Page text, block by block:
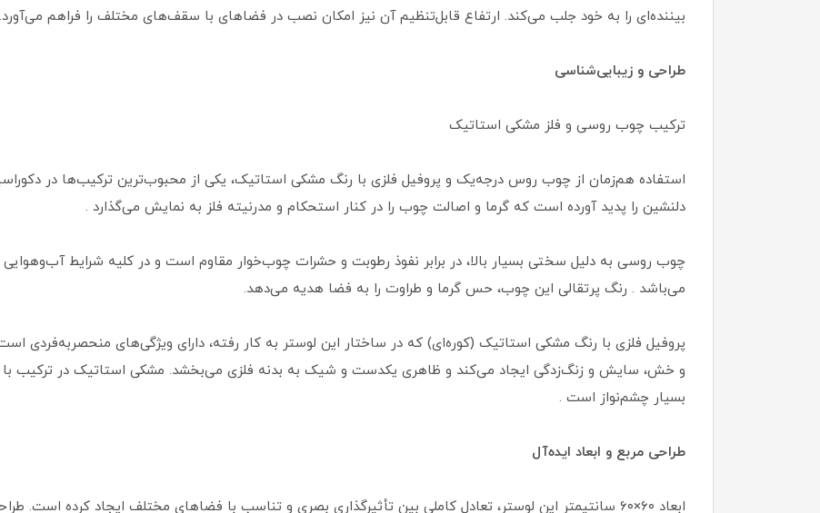
بیننده‌ای را به خود جلب می‌کند. ارتفاع قابل‌تنظیم آن نیز امکان نصب در فضاهای با سقف‌های مختلف را فراهم می‌آورد.
طراحی و زیبایی‌شناسی
ترکیب چوب روسی و فلز مشکی استاتیک
استفاده هم‌زمان از چوب روس درجه‌یک و پروفیل فلزی با رنگ مشکی استاتیک، یکی از محبوب‌ترین ترکیب‌ها در
دلنشین را پدید آورده است که گرما و اصالت چوب را در کنار استحکام و مدرنیته فلز به نمایش می‌گذارد .
چوب روسی به دلیل سختی بسیار بالا، در برابر نفوذ رطوبت و حشرات چوب‌خوار مقاوم است و در کلیه شرایط
می‌باشد . رنگ پرتقالی این چوب، حس گرما و طراوت را به فضا هدیه می‌دهد.
پروفیل فلزی با رنگ مشکی استاتیک (کوره‌ای) که در ساختار این لوستر به کار رفته، دارای ویژگی‌های منحصربه‌فردی
و خش، سایش و زنگ‌زدگی ایجاد می‌کند و ظاهری یکدست و شیک به بدنه فلزی می‌بخشد. مشکی استاتیک در ترکیب با
بسیار چشم‌نواز است .
طراحی مربع و ابعاد ایده‌آل
ابعاد ۶۰×۶۰ سانتیمتر این لوستر، تعادل کاملی بین تأثیرگذاری بصری و تناسب با فضاهای مختلف ایجاد کرده